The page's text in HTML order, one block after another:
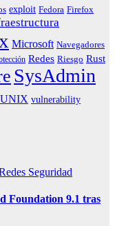
exploit Fedora Firefox
Microsoft Navegadores
Redes Riesgo Rust
SysAdmin
UNIX vulnerability
Seguridad
Foundation 9.1 tras